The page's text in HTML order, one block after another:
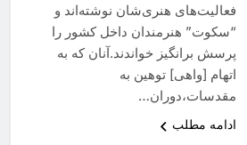
فعالیت‌های هنری‌شان نوشته‌اند و
“سکوت” هنرمندان داخل کشور را
پرسش برانگیز خواندند.آنان که به
اتهام [واهی] توهین به
مقدسات،دوران…
ادامه مطلب